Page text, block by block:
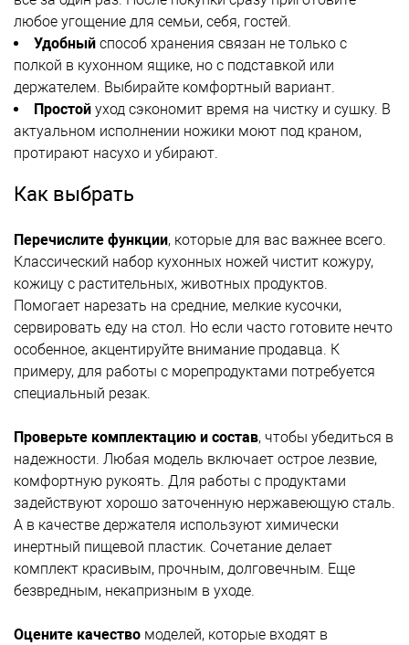
любое угощение для семьи, себя, гостей.
Удобный способ хранения связан не только с
полкой в кухонном ящике, но с подставкой или
держателем. Выбирайте комфортный вариант.
Простой уход сэкономит время на чистку и сушку. В
актуальном исполнении ножики моют под краном,
протирают насухо и убирают.
Как выбрать
Перечислите функции, которые для вас важнее всего.
Классический набор кухонных ножей чистит кожуру,
кожицу с растительных, животных продуктов.
Помогает нарезать на средние, мелкие кусочки,
сервировать еду на стол. Но если часто готовите нечто
особенное, акцентируйте внимание продавца. К
примеру, для работы с морепродуктами потребуется
специальный резак.
Проверьте комплектацию и состав, чтобы убедиться в
надежности. Любая модель включает острое лезвие,
комфортную рукоять. Для работы с продуктами
задействуют хорошо заточенную нержавеющую сталь.
А в качестве держателя используют химически
инертный пищевой пластик. Сочетание делает
комплект красивым, прочным, долговечным. Еще
безвредным, некапризным в уходе.
Оцените качество моделей, которые входят в